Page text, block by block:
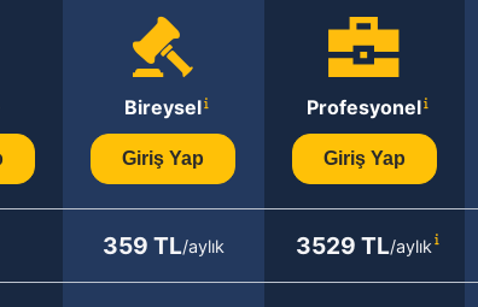
Bireysel
Giriş Yap
Profesyonel
Giriş Yap
359 TL/aylık 3529 TL/aylık